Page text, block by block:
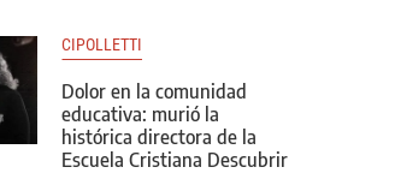
CIPOLLETTI
Dolor en la comunidad
educativa: murió la
histórica directora de la
Escuela Cristiana Descubrir